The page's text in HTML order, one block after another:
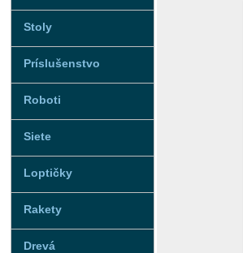
Stoly
Príslušenstvo
Roboti
Siete
Loptičky
Rakety
Drevá